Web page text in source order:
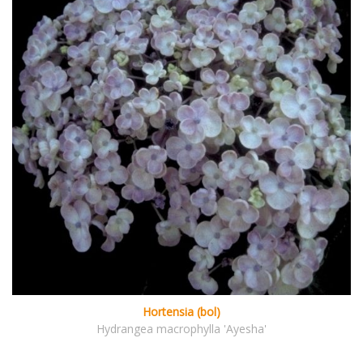
Hortensia (bol)
Hydrangea macrophylla 'Ayesha'